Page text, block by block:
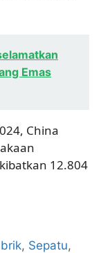
Emas
China
12.804
, Sepatu,